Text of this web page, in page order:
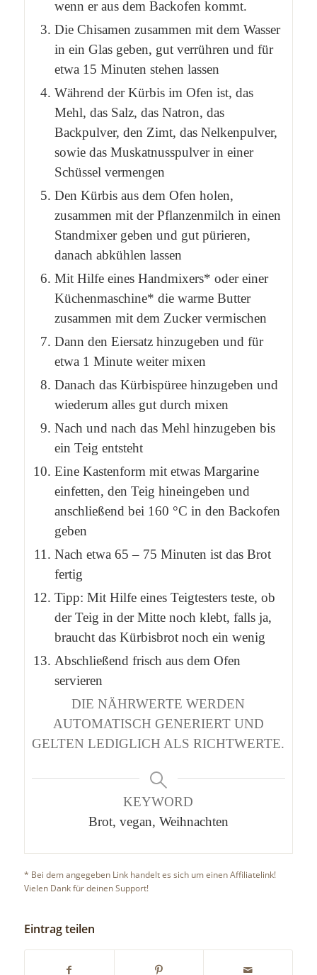
wenn er aus dem Backofen kommt.
Die Chisamen zusammen mit dem Wasser
in ein Glas geben, gut verrühren und für
etwa 15 Minuten stehen lassen
Während der Kürbis im Ofen ist, das
Mehl, das Salz, das Natron, das
Backpulver, den Zimt, das Nelkenpulver,
sowie das Muskatnusspulver in einer
Schüssel vermengen
Den Kürbis aus dem Ofen holen,
zusammen mit der Pflanzenmilch in einen
Standmixer geben und gut pürieren,
danach abkühlen lassen
Mit Hilfe eines Handmixers* oder einer
Küchenmaschine* die warme Butter
zusammen mit dem Zucker vermischen
Dann den Eiersatz hinzugeben und für
etwa 1 Minute weiter mixen
Danach das Kürbispüree hinzugeben und
wiederum alles gut durch mixen
Nach und nach das Mehl hinzugeben bis
ein Teig entsteht
Eine Kastenform mit etwas Margarine
einfetten, den Teig hineingeben und
anschließend bei 160 °C in den Backofen
geben
Nach etwa 65 – 75 Minuten ist das Brot
fertig
Tipp: Mit Hilfe eines Teigtesters teste, ob
der Teig in der Mitte noch klebt, falls ja,
braucht das Kürbisbrot noch ein wenig
Abschließend frisch aus dem Ofen
servieren
DIE NÄHRWERTE WERDEN
AUTOMATISCH GENERIERT UND
GELTEN LEDIGLICH ALS RICHTWERTE.
KEYWORD
Brot, vegan, Weihnachten
* Bei dem angegeben Link handelt es sich um einen Affiliatelink!
Vielen Dank für deinen Support!
Eintrag teilen